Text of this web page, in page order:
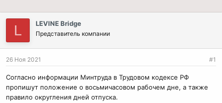
L LEVINE Bridge
Представитель компании
26 Ноя 2021 #1
Согласно информации Минтруда в Трудовом кодексе РФ
пропишут положение о восьмичасовом рабочем дне, а также
правило округления дней отпуска.